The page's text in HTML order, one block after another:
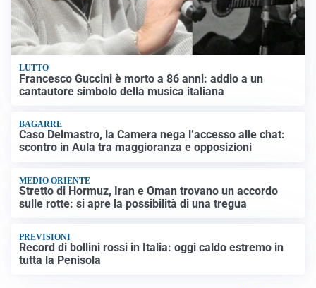
LUTTO
Francesco Guccini è morto a 86 anni: addio a un
cantautore simbolo della musica italiana
BAGARRE
Caso Delmastro, la Camera nega l’accesso alle chat:
scontro in Aula tra maggioranza e opposizioni
MEDIO ORIENTE
Stretto di Hormuz, Iran e Oman trovano un accordo
sulle rotte: si apre la possibilità di una tregua
PREVISIONI
Record di bollini rossi in Italia: oggi caldo estremo in
tutta la Penisola